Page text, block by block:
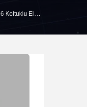
6 Koltuklu Elektrikli Golf Arabası Sightseeing Shuttle Otobüsü Lityum Pille Güçlendirilmiş